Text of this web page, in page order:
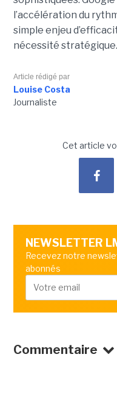
l’accélération du
simple enjeu
nécessité stratégique.
Article rédigé par
Louise Costa
Journaliste
Cet article
NEWSLETTER
Recevez notre
abonnés
Commentaire